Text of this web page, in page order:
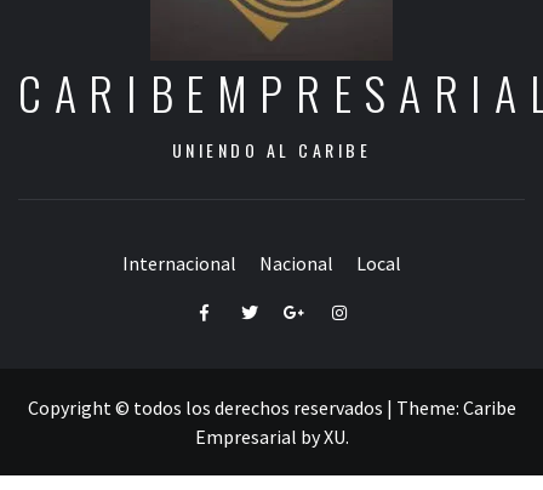
UNIENDO AL CARIBE
Internacional Nacional Local
FacebookTwitterGoogle+Instagram
Copyright © todos los derechos reservados | Theme: Caribe
Empresarial byXU.